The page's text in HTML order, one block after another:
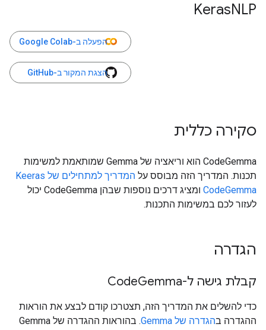
KerasNLP
הפעלה ב-Google Colab
הצגת המקור ב-GitHub
סקירה כללית
CodeGemma הוא וריאציה של Gemma שמותאמת למשימות
תכנות. המדריך הזה מבוסס על
המדריך למתחילים של Keeras
CodeGemma
ומציג דרכים נוספות שבהן CodeGemma יכול
לעזור לכם במשימות התכנות.
הגדרה
קבלת גישה ל-CodeGemma
כדי להשלים את המדריך הזה, תצטרכו קודם לבצע את הוראות
ההגדרה בהגדרה של Gemma
. בהוראות ההגדרה של Gemma